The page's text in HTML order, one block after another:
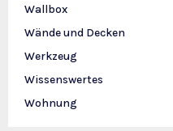
Wallbox
Wände und Decken
Werkzeug
Wissenswertes
Wohnung